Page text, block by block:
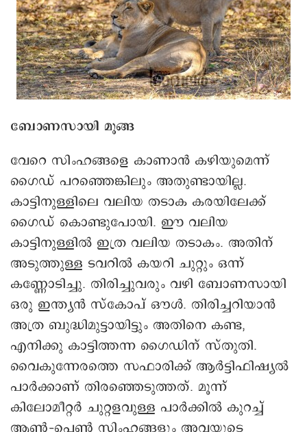
ബോണസായി മൂങ്ങ
വേറെ സിംഹങ്ങളെ കാണാൻ കഴിയുമെന്ന്
ഗൈഡ് പറഞ്ഞെങ്കിലും അതുണ്ടായില്ല.
കാട്ടിനുള്ളിലെ വലിയ തടാക കരയിലേക്ക്
ഗൈഡ് കൊണ്ടുപോയി. ഈ വലിയ
കാട്ടിനുള്ളിൽ ഇത്ര വലിയ തടാകം. അതിന്
അടുത്തുള്ള ടവറിൽ കയറി ചുറ്റും ഒന്ന്
കണ്ണോടിച്ചു. തിരിച്ചുവരും വഴി ബോണസായി
ഒരു ഇന്ത്യൻ സ്കോപ് ഔൾ. തിരിച്ചറിയാൻ
അത്ര ബുദ്ധിമുട്ടായിട്ടും അതിനെ കണ്ട,
എനിക്കു കാട്ടിത്തന്ന ഗൈഡിന് സ്തുതി.
വൈകുന്നേരത്തെ സഫാരിക്ക് ആർട്ടിഫിഷ്യൽ
പാർക്കാണ് തിരഞ്ഞെടുത്തത്. മൂന്ന്
കിലോമീറ്റർ ചുറ്റളവുള്ള പാർക്കിൽ കുറച്ച്
ആൺ–പെൺ സിംഹങ്ങളും അവയുടെ
കുട്ടികളും. പുള്ളിപ്പുലി, സാംബർ ഡീർ പിന്നെ